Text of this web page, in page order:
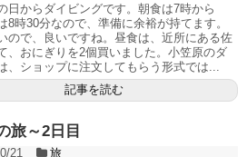
日からダイビングです。朝食は7時から
8時30分なので、準備に余裕が持てます。
ので、良いですね。昼食は、近所にある佐
、おにぎりを2個買いました。小笠原のダ
、ショップに注文してもらう形式では...
記事を読む
旅～2日目
21
旅